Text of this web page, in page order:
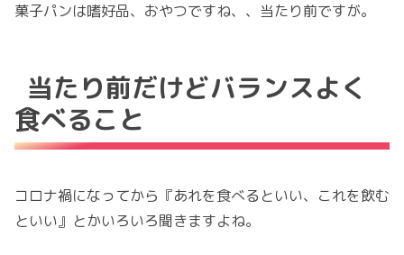
菓子パンは嗜好品、おやつですね、、当たり前ですが。
当たり前だけどバランスよく
食べること
コロナ禍になってから『あれを食べるといい、これを飲む
といい』とかいろいろ聞きますよね。